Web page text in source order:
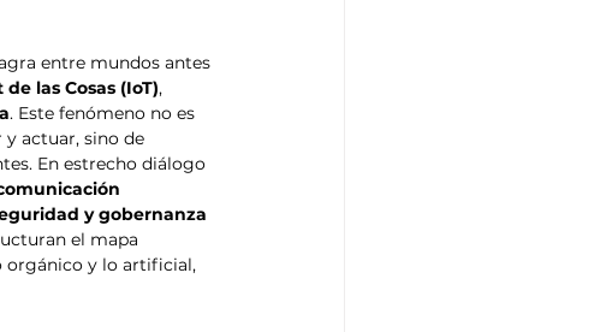
entre mundos antes
las Cosas (IoT),
. Este fenómeno no es
actuar, sino de
En estrecho diálogo
y gobernanza
el mapa
orgánico y lo artificial,